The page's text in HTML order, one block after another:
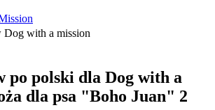
Dog with a mission
po polski dla Dog with a
dla psa "Boho Juan" 2